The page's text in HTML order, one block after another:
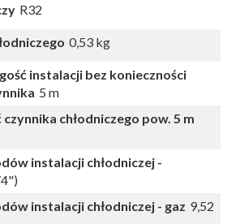
R32
0,53 kg
instalacji bez konieczności
5 m
chłodniczego pow. 5 m
instalacji chłodniczej -
instalacji chłodniczej - gaz 9,52